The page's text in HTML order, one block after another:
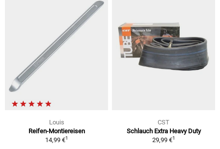
Louis
Reifen-Montiereisen
14,99 €1
CST
Schlauch Extra Heavy Duty
29,99 €1